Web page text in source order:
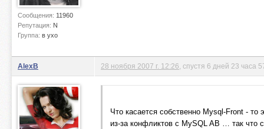
Сообщения: 11960
Репутация: N
Группа: в ухо
AlexB 28 ноября 2007 г. 12:26 , спустя 6 дней 23 часа
Что касается собственно Mysql-Front - то
из-за конфликтов с MySQL AB … так что